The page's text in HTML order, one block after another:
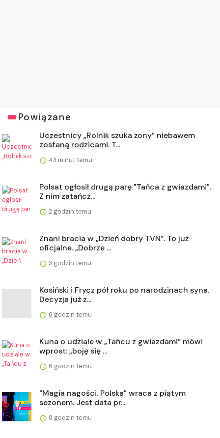
Powiązane
Uczestnicy „Rolnik szuka żony” niebawem
zostaną rodzicami. T...
43 minut temu
Polsat ogłosił drugą parę "Tańca z gwiazdami".
Z nim zatańcz...
2 godzin temu
Znani bracia w „Dzień dobry TVN”. To już
oficjalne. „Dobrze ...
3 godzin temu
Kosiński i Frycz pół roku po narodzinach syna.
Decyzja już z...
6 godzin temu
Kuna o udziale w „Tańcu z gwiazdami” mówi
wprost: „boję się ...
6 godzin temu
"Magia nagości. Polska" wraca z piątym
sezonem. Jest data pr...
8 godzin temu